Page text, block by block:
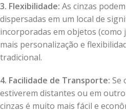
3. Flexibilidade: As cinzas
dispersadas em um local de
incorporadas em objetos
mais personalização e
tradicional.
4. Facilidade de Transporte: Se
estiverem distantes ou em
cinzas é muito mais fácil e